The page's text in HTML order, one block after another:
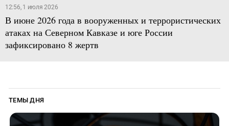
12:56, 1 июля 2026
В июне 2026 года в вооруженных и террористических
атаках на Северном Кавказе и юге России
зафиксировано 8 жертв
ТЕМЫ ДНЯ